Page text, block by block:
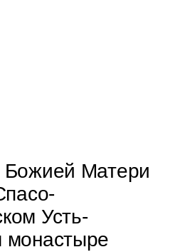
Матери
Усть-
монастыре